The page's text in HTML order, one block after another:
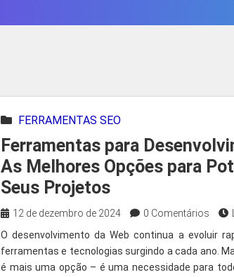
FERRAMENTAS SEO
Ferramentas para
As Melhores Opções para
Seus Projetos
12 de dezembro de 2024 0 Comentários
O desenvolvimento da Web continua a evoluir
ferramentas e tecnologias surgindo a cada ano.
é mais uma opção – é uma necessidade para